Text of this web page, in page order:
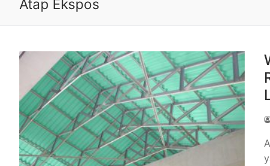
Atap Ekspos